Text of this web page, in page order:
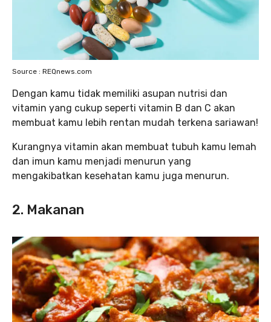
Source : REQnews.com
Dengan kamu tidak memiliki asupan nutrisi dan
vitamin yang cukup seperti vitamin B dan C akan
membuat kamu lebih rentan mudah terkena sariawan!
Kurangnya vitamin akan membuat tubuh kamu lemah
dan imun kamu menjadi menurun yang
mengakibatkan kesehatan kamu juga menurun.
2. Makanan